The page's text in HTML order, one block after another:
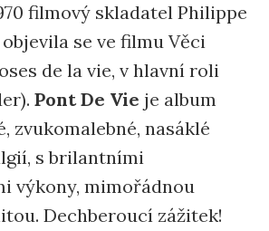
filmový skladatel Philippe
objevila se ve filmu Věci
de la vie, v hlavní roli
Pont De Vie je album
zvukomalebné, nasáklé
s brilantními
výkony, mimořádnou
Dechberoucí zážitek!